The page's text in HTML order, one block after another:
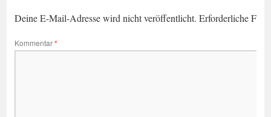
Deine E-Mail-Adresse wird nicht veröffentlicht. Erforderliche
Kommentar*